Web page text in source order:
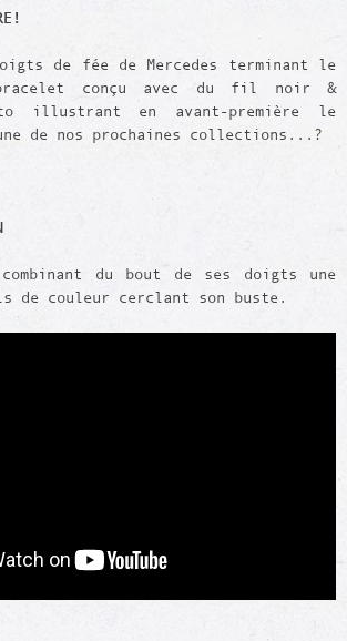
de fée de Mercedes terminant le
conçu avec du fil noir &
illustrant en avant-première le
de nos prochaines collections...?
combinant du bout de ses doigts une
de couleur cerclant son buste.